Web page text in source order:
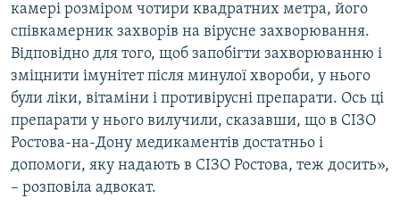
камері розміром чотири квадратних метра, його
співкамерник захворів на вірусне захворювання.
Відповідно для того, щоб запобігти захворюванню і
зміцнити імунітет після минулої хвороби, у нього
були ліки, вітаміни і противірусні препарати. Ось ці
препарати у нього вилучили, сказавши, що в СІЗО
Ростова-на-Дону медикаментів достатньо і
допомоги, яку надають в СІЗО Ростова, теж досить»,
– розповіла адвокат.